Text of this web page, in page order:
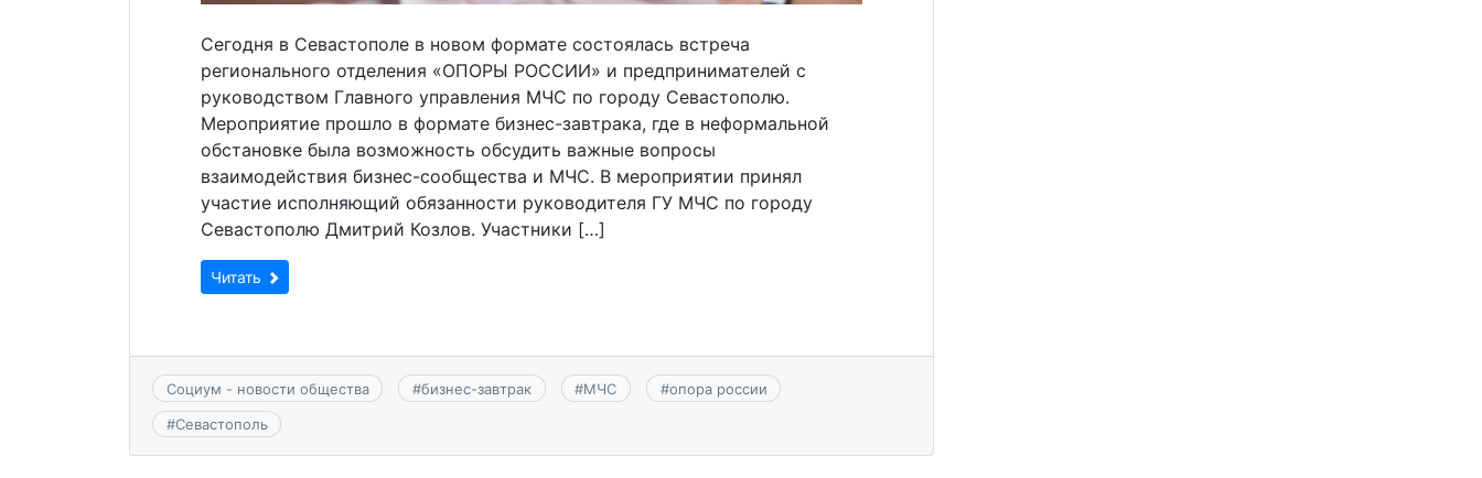
Сегодня в Севастополе в новом формате состоялась встреча
регионального отделения «ОПОРЫ РОССИИ» и предпринимателей с
руководством Главного управления МЧС по городу Севастополю.
Мероприятие прошло в формате бизнес-завтрака, где в неформальной
обстановке была возможность обсудить важные вопросы
взаимодействия бизнес-сообщества и МЧС. В мероприятии принял
участие исполняющий обязанности руководителя ГУ МЧС по городу
Севастополю Дмитрий Козлов. Участники […]
Читать
Социум - новости общества #бизнес-завтрак #МЧС #опора россии
#Севастополь